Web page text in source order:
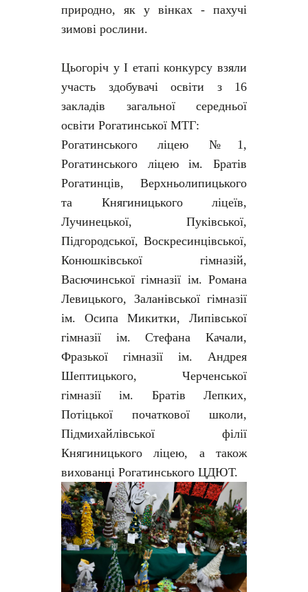
природно, як у вінках - пахучі
зимові рослини.
Цьогоріч у І етапі конкурсу взяли
участь здобувачі освіти з 16
закладів загальної середньої
освіти Рогатинської МТГ:
Рогатинського ліцею №1,
Рогатинського ліцею ім. Братів
Рогатинців, Верхньолипицького
та Княгиницького ліцеїв,
Лучинецької, Пуківської,
Підгородської, Воскресинцівської,
Конюшківської гімназій,
Васючинської гімназії ім. Романа
Левицького, Заланівської гімназії
ім. Осипа Микитки, Липівської
гімназії ім. Стефана Качали,
Фразької гімназії ім. Андрея
Шептицького, Черченської
гімназії ім. Братів Лепких,
Потіцької початкової школи,
Підмихайлівської філії
Княгиницького ліцею, а також
вихованці Рогатинського ЦДЮТ.